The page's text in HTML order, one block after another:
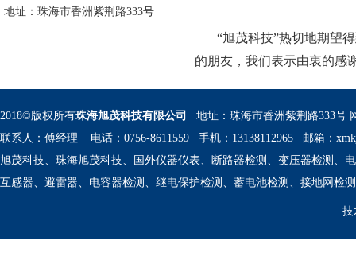
地址：珠海市香洲紫荆路333号
“旭茂科技”热切地期望得
的朋友，我们表示由衷的感
2018©版权所有珠海旭茂科技有限公司
地址：珠海市香洲紫荆路333号
联系人：傅经理 电话：0756-8611559 手机：13138112965 邮箱：
旭茂科技、珠海旭茂科技、国外仪器仪表、断路器检测、变压器检测、
互感器、避雷器、电容器检测、继电保护检测、蓄电池检测、接地网检
技